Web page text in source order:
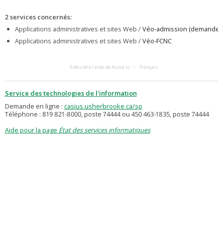
2 services concernés:
Applications administratives et sites Web /Véo-admission (demande
Applications administratives et sites Web /Véo-FCNC
Exécuté à l’aide de Hund.io Français
Service des technologies de l'information
Demande en ligne : casius.usherbrooke.ca/sp
Téléphone : 819 821-8000, poste 74444 ou 450 463-1835, poste 74444
Aide pour la page État des services informatiques